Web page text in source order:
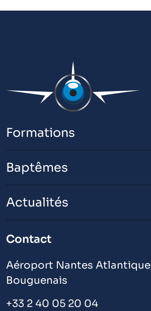
Formations
Baptêmes
Actualités
Contact
Aéroport Nantes
Bouguenais
+33 2 40 05 20 04